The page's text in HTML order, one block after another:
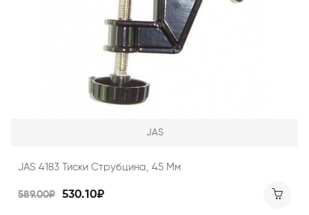
JAS
JAS 4183 Тиски Струбцина, 45 Мм
589.00₽ 530.10₽